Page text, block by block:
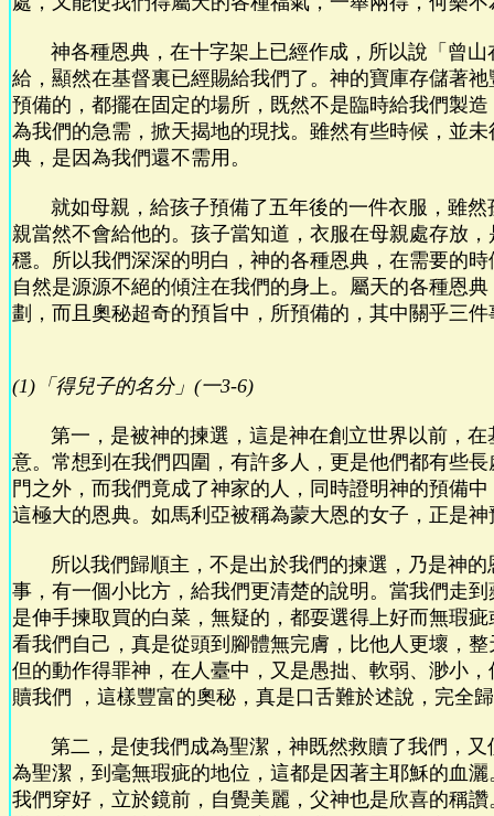
神各種恩典，在十字架上已經作成，所以說「曾山
給，顯然在基督裏已經賜給我們了。神的寶庫存儲著
預備的，都擺在固定的場所，既然不是臨時給我們製
為我們的急需，掀天揭地的現找。雖然有些時候，並
典，是因為我們還不需用。
就如母親，給孩子預備了五年後的一件衣服，雖然
親當然不會給他的。孩子當知道，衣服在母親處存放
穩。所以我們深深的明白，神的各種恩典，在需要的
自然是源源不絕的傾注在我們的身上。屬天的各種恩
劃，而且奧秘超奇的預旨中，所預備的，其中關乎三件
(1)「得兒子的名分」(一3-6)
第一，是被神的揀選，這是神在創立世界以前，在
意。常想到在我們四圍，有許多人，更是他們都有些
門之外，而我們竟成了神家的人，同時證明神的預備
這極大的恩典。如馬利亞被稱為蒙大恩的女子，正是
所以我們歸順主，不是出於我們的揀選，乃是神的
事，有一個小比方，給我們更清楚的說明。當我們走
是伸手揀取買的白菜，無疑的，都耍選得上好而無瑕
看我們自己，真是從頭到腳體無完膚，比他人更壞，
但的動作得罪神，在人臺中，又是愚拙、軟弱、渺小
贖我們 ，這樣豐富的奧秘，真是口舌難於述說，完全
第二，是使我們成為聖潔，神既然救贖了我們，又
為聖潔，到毫無瑕疵的地位，這都是因著主耶穌的血
我們穿好，立於鏡前，自覺美麗，父神也是欣喜的稱